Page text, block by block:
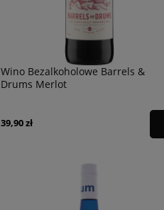
Wino Bezalkoholowe Barrels &
Drums Merlot
39,90 zł